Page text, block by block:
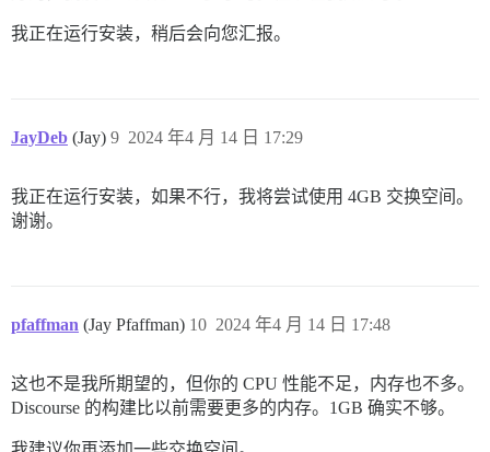
我正在运行安装，稍后会向您汇报。
JayDeb (Jay) 2024 年4 月 14 日 17:29
9
我正在运行安装，如果不行，我将尝试使用 4GB 交换空间。
谢谢。
pfaffman (Jay Pfaffman) 2024 年4 月 14 日 17:48
10
这也不是我所期望的，但你的 CPU 性能不足，内存也不多。
Discourse 的构建比以前需要更多的内存。1GB 确实不够。